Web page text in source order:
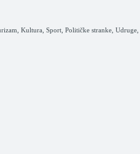
Kultura, Sport, Političke stranke, Udruge,